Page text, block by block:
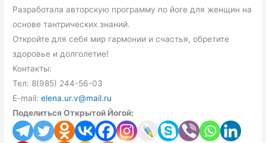
Разработала авторскую программу по йоге для женщин на
основе тантрических знаний.
Откройте для себя мир гармонии и счастья, обретите
здоровье и долголетие!
Контакты:
Тел: 8(985) 244-56-03
E-mail:elena.ur.v@mail.ru
Поделиться Открытой Йогой: